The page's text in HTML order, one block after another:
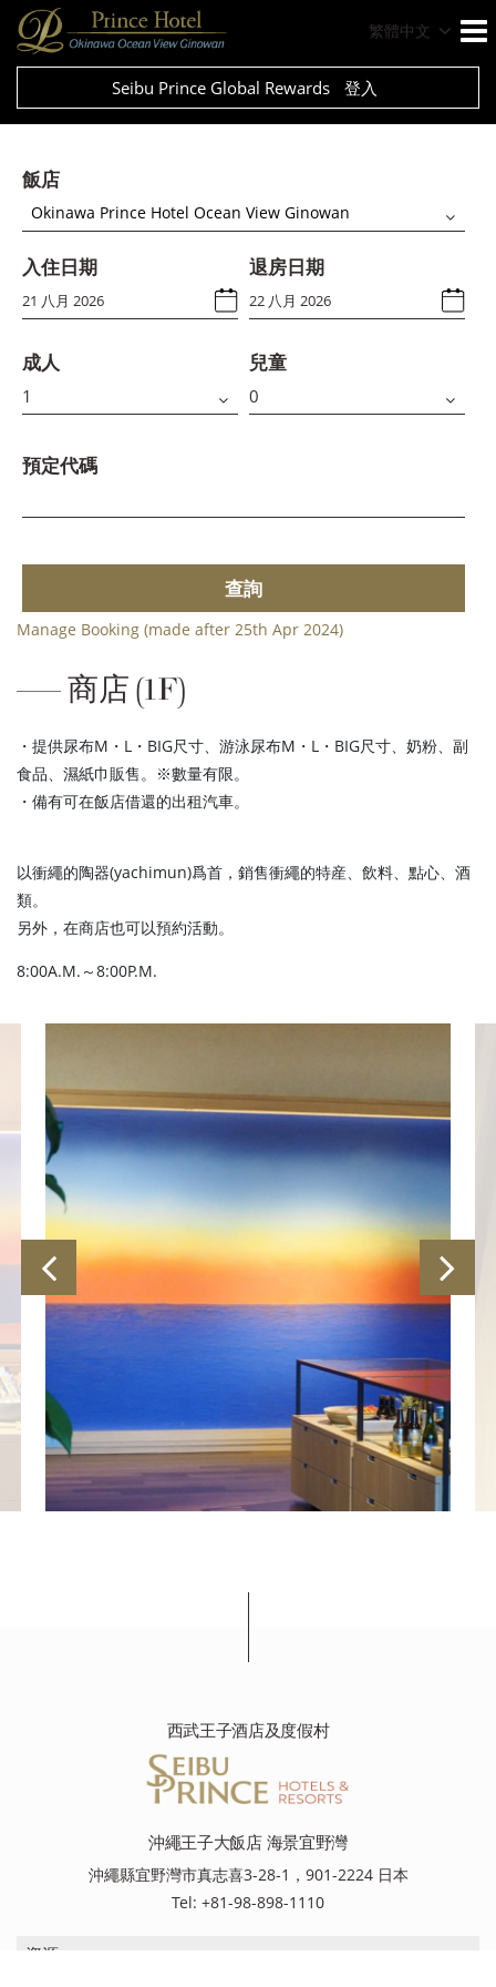
繁體中文
Seibu Prince Global Rewards 登入
飯店
Okinawa Prince Hotel Ocean View Ginowan
入住日期 退房日期
成人 兒童
預定代碼
查詢
Manage Booking (made after 25th Apr 2024)
商店 (1F)
・提供尿布M・L・BIG尺寸、游泳尿布M・L・BIG尺寸、奶粉、副
食品、濕紙巾販售。※數量有限。
・備有可在飯店借還的出租汽車。
以衝繩的陶器(yachimun)爲首，銷售衝繩的特産、飲料、點心、酒
類。
另外，在商店也可以預約活動。
8:00A.M.～8:00P.M.
西武王子酒店及度假村
沖繩王子大飯店 海景宜野灣
沖繩縣宜野灣市真志喜3-28-1，901-2224 日本
Tel: +81-98-898-1110
資源